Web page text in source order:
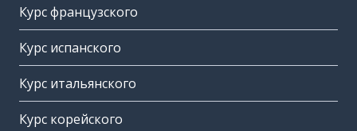
Курс французского
Курс испанского
Курс итальянского
Курс корейского